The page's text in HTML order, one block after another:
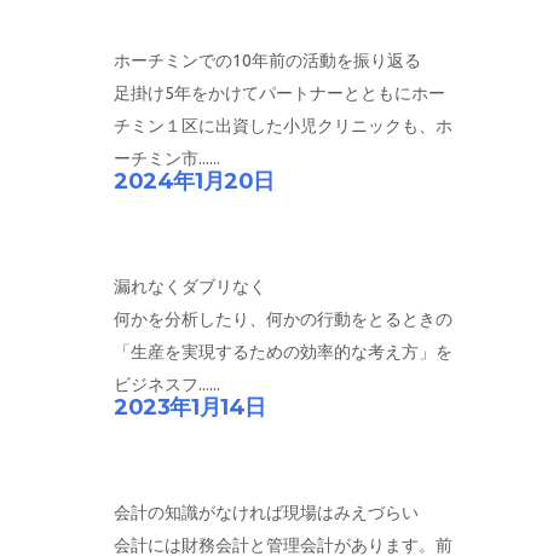
ホーチミンでの10年前の活動を振り返る
足掛け5年をかけてパートナーとともにホー
チミン１区に出資した小児クリニックも、ホ
ーチミン市......
2024年1月20日
漏れなくダブリなく
何かを分析したり、何かの行動をとるときの
「生産を実現するための効率的な考え方」を
ビジネスフ......
2023年1月14日
会計の知識がなければ現場はみえづらい
会計には財務会計と管理会計があります。前